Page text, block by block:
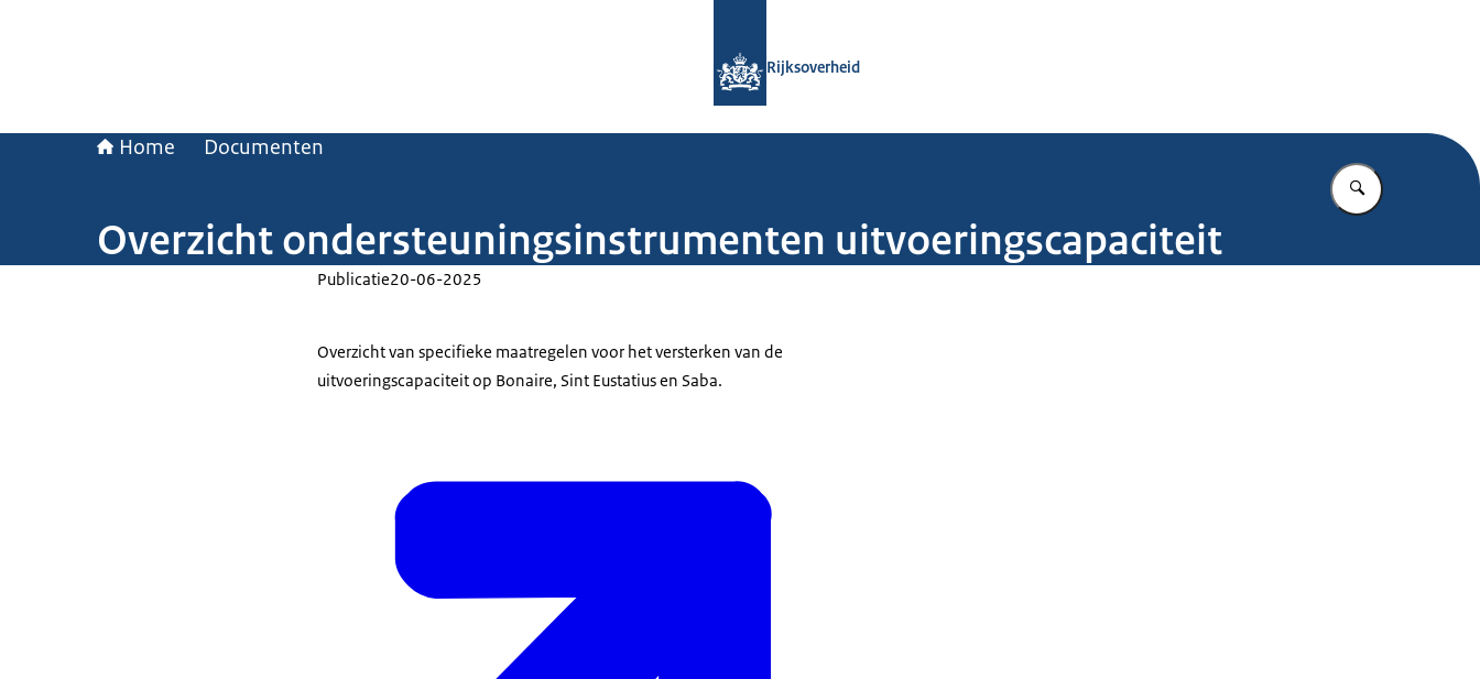
Rijksoverheid
Home Documenten
Vul in wat u
Overzicht ondersteuningsinstrumenten uitvoeringscapaciteit
Publicatie20-06-2025
Overzicht van specifieke maatregelen voor het versterken van de
uitvoeringscapaciteit op Bonaire, Sint Eustatius en Saba.